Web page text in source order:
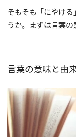
そもそも「にやけ
うか。まずは言葉の
言葉の意味と由